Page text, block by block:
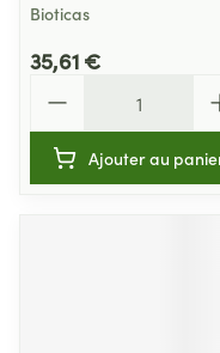
Bioticas
35,61 €
Ajouter au